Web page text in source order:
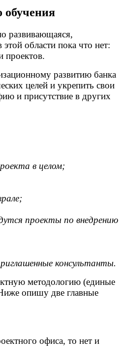
обучения
развивающаяся,
области пока что нет:
проектов.
развитию банка
целей и укрепить свои
и присутствие в других
в целом;
проекты по внедрению
консультанты.
методологию (единые
опишу две главные
офиса, то нет и